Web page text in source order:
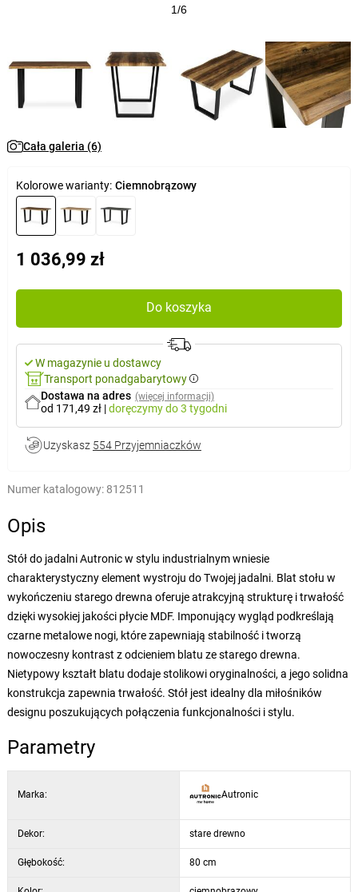
1/6
Cała galeria (6)
Kolorowe warianty: Ciemnobrązowy
1 036,99 zł
Do koszyka
W magazynie u dostawcy
Transport ponadgabarytowy
Dostawa na adres (więcej informacji)
od 171,49 zł |doręczymydo 3 tygodni
Uzyskasz 554 Przyjemniaczków
Numer katalogowy: 812511
Opis
Stół do jadalni Autronic w stylu industrialnym wniesie
charakterystyczny element wystroju do Twojej jadalni. Blat stołu w
wykończeniu starego drewna oferuje atrakcyjną strukturę i trwałość
dzięki wysokiej jakości płycie MDF. Imponujący wygląd podkreślają
czarne metalowe nogi, które zapewniają stabilność i tworzą
nowoczesny kontrast z odcieniem blatu ze starego drewna.
Nietypowy kształt blatu dodaje stolikowi oryginalności, a jego solidna
konstrukcja zapewnia trwałość. Stół jest idealny dla miłośników
designu poszukujących połączenia funkcjonalności i stylu.
Parametry
Marka: Autronic
Dekor: stare drewno
Głębokość: 80 cm